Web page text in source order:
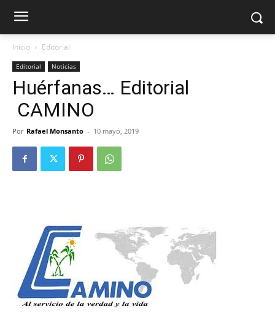
Inicio Editorial
Editorial Noticias
Huérfanas… Editorial
CAMINO
Por Rafael Monsanto - 10 mayo, 2019